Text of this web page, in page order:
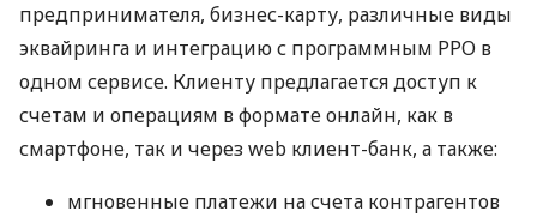
предпринимателя, бизнес-карту, различные виды
эквайринга и интеграцию с программным РРО в
одном сервисе. Клиенту предлагается доступ к
счетам и операциям в формате онлайн, как в
смартфоне, так и через web клиент-банк, а также:
мгновенные платежи на счета контрагентов